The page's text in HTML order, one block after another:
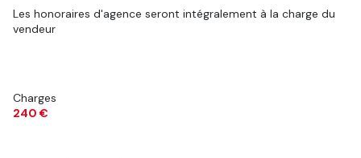
Les honoraires d'agence seront intégralement à la charge du
vendeur
Charges
240 €